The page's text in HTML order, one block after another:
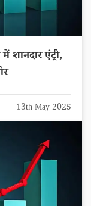
एंट्री,
13th May 2025